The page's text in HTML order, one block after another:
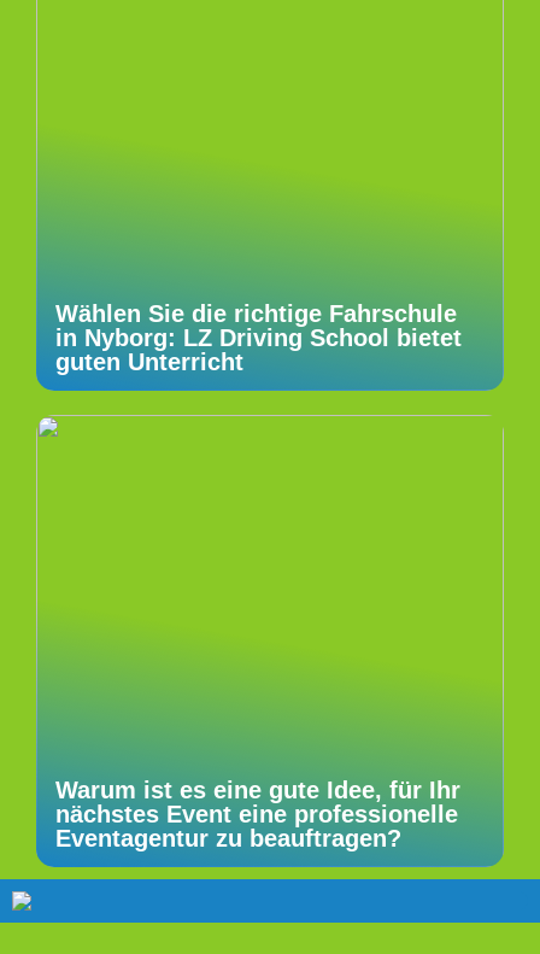
Wählen Sie die richtige Fahrschule
in Nyborg: LZ Driving School bietet
guten Unterricht
Warum ist es eine gute Idee, für Ihr
nächstes Event eine professionelle
Eventagentur zu beauftragen?